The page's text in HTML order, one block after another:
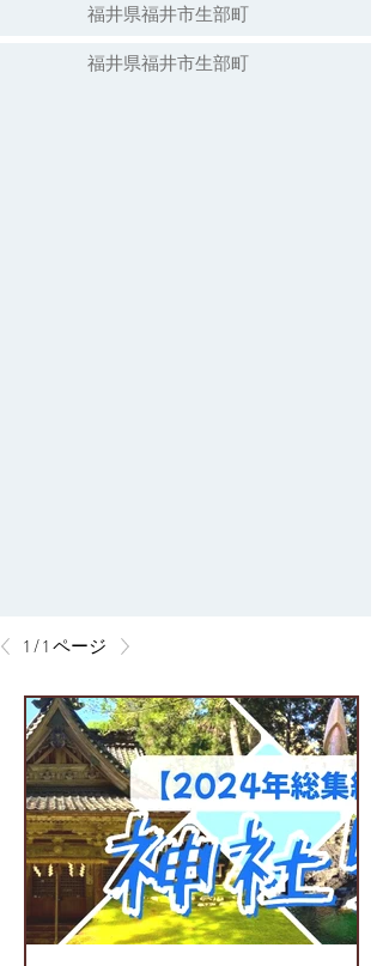
福井県福井市生部町
福井県福井市生部町
1 / 1 ページ